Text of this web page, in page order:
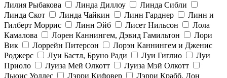
Лилия Рыбакова
Линда Диллоу
Линда Сибли
Линда Скот
Линда Чайкин Линн Гарднер
Линн и
Гилберт Моррис
Линн Эйб Лисет Нильсон
Лола
Камалова
Лорен Каннингем, Дэвид Гамильтон
Лори
Вик
Лоррейн Питерсон
Лорэн Каннингем и Дженис
Роджерс
Луи Бастл, Бруно Ради Луи Гиглио
Луи
Приоло
Луиза Мей Олкотт
Луиза Мэй Олкотт
Льюис Уоллес
Лэрри Кифовер
Лэрри Крабб, Дон